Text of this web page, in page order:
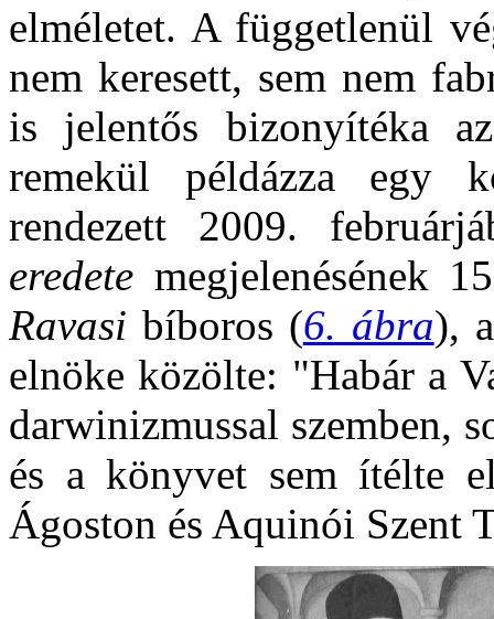
elméletet. A függetlenül
nem keresett, sem nem
is jelentős bizonyítéka
remekül példázza egy
rendezett 2009.
eredete megjelenésének
Ravasi bíboros (6. ábra),
elnöke közölte: "Habár a
darwinizmussal szemben,
és a könyvet sem ítélte
Ágoston és Aquinói Szent